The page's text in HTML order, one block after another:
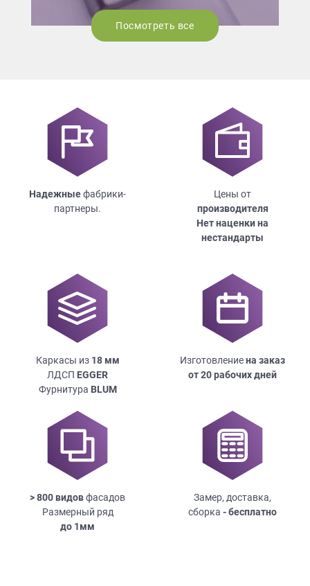
Посмотреть все
Надежныефабрики-
партнеры.
Цены от
производителя
Нет наценки на
нестандарты
Каркасы из 18мм
ЛДСП EGGER
Фурнитура BLUM
Изготовлениена заказ
от 20 рабочих дней
> 800 видовфасадов
Размерный ряд
до 1мм
Замер, доставка,
сборка - бесплатно